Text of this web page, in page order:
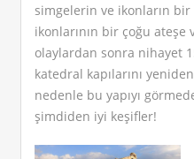
simgelerin ve ikonların bir
ikonlarının bir çoğu
olaylardan sonra nihayet
katedral kapılarını
nedenle bu yapıyı
şimdiden iyi keşifler!